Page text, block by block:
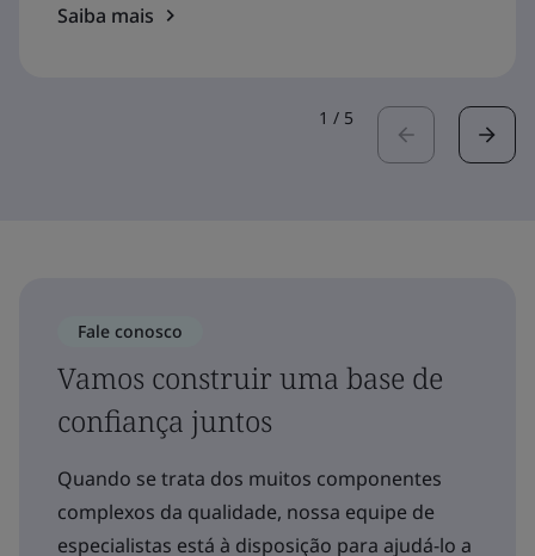
Saiba mais
1 / 5
Fale conosco
Vamos construir uma base de
confiança juntos
Quando se trata dos muitos componentes
complexos da qualidade, nossa equipe de
especialistas está à disposição para ajudá-lo a